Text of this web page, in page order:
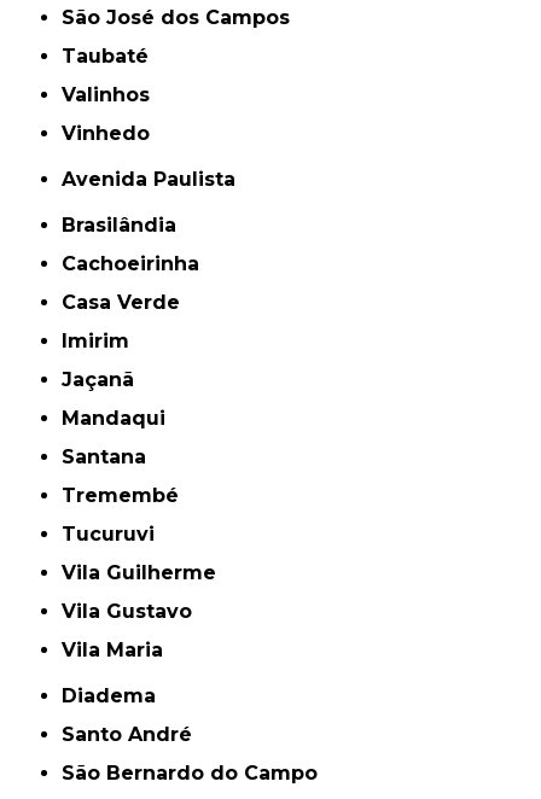
São José dos Campos
Taubaté
Valinhos
Vinhedo
Avenida Paulista
Brasilândia
Cachoeirinha
Casa Verde
Imirim
Jaçanã
Mandaqui
Santana
Tremembé
Tucuruvi
Vila Guilherme
Vila Gustavo
Vila Maria
Diadema
Santo André
São Bernardo do Campo